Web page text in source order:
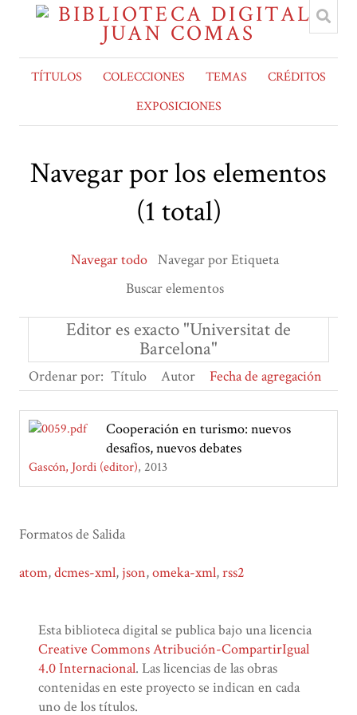
TÍTULOS COLECCIONES TEMAS
CRÉDITOS
EXPOSICIONES
Navegar por los elementos
(1 total)
Navegar todo Navegar por Etiqueta
Buscar elementos
Editor es exacto "Universitat de
Barcelona"
Ordenar por: Título Autor Fecha de agregación
Cooperación en turismo: nuevos
desafíos, nuevos debates
Gascón, Jordi (editor) 2013
Formatos de Salida
atom,dcmes-xml, json,omeka-xml,rss2
Esta biblioteca digital se publica bajo una licencia
Creative Commons Atribución-CompartirIgual
4.0 Internacional. Las licencias de las obras
contenidas en este proyecto se indican en cada
uno de los títulos.